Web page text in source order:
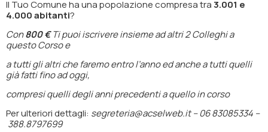
Il Tuo Comune ha una popolazione compresa tra3.001 e
4.000 abitanti?
Con800 €Ti puoi iscrivere insieme ad altri 2 Colleghi a
questo Corso e
a tutti gli altri che faremo entro l’anno ed anche a tutti quelli
già fatti fino ad oggi,
compresi quelli degli anni precedenti a quello in corso
Per ulteriori dettagli: segreteria@acselweb.it –06 83085334 –
388.8797699